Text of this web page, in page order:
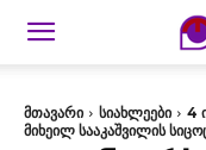
მთავარი სიახლეები
4
მიხეილ სააკაშვილის